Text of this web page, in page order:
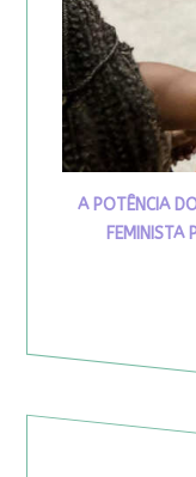
A POTÊNCIA
FEMINISTA